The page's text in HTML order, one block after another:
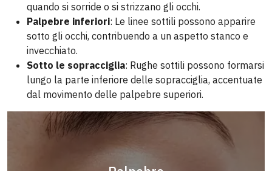
quando si sorride o si strizzano gli occhi.
Palpebre inferiori: Le linee sottili possono apparire
sotto gli occhi, contribuendo a un aspetto stanco e
invecchiato.
Sotto le sopracciglia: Rughe sottili possono formarsi
lungo la parte inferiore delle sopracciglia, accentuate
dal movimento delle palpebre superiori.